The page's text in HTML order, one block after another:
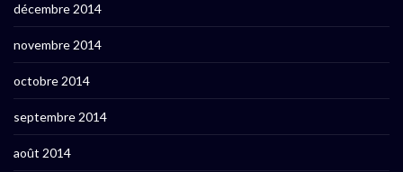
décembre 2014
novembre 2014
octobre 2014
septembre 2014
août 2014